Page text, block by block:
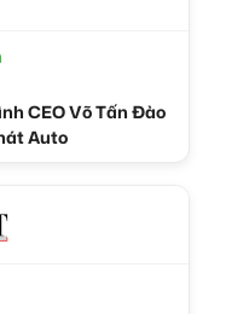
CEO Võ Tấn Đào
Auto